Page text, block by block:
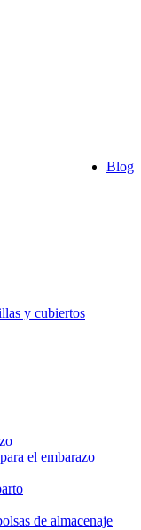
Blog
y cubiertos
el embarazo
de almacenaje